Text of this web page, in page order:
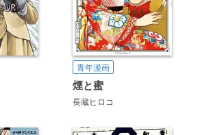
青年漫画
煙と蜜
長蔵ヒロコ